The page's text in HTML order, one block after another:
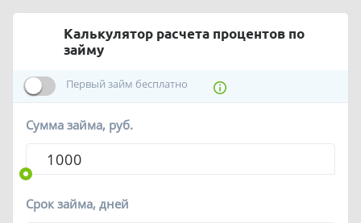
Калькулятор расчета процентов по
займу
Первый займ бесплатно
Сумма займа, руб.
Срок займа, дней